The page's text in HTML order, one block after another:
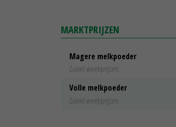
MARKTPRIJZEN
Magere melkpoeder
Zuivel weekprijzen
Volle melkpoeder
Zuivel weekprijzen